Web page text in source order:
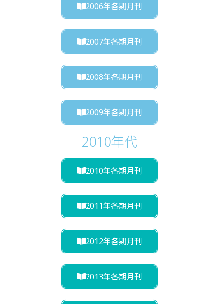
2006年各期月刊
2007年各期月刊
2008年各期月刊
2009年各期月刊
2010年代
2010年各期月刊
2011年各期月刊
2012年各期月刊
2013年各期月刊